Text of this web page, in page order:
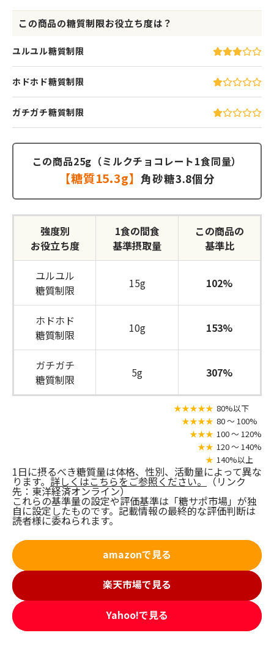
この商品の糖質制限お役立ち度は？
ユルユル糖質制限
ホドホド糖質制限
ガチガチ糖質制限
この商品25g（ミルクチョコレート1食同量）
【糖質15.3g】角砂糖3.8個分
強度別
お役立ち度
1食の間食
基準摂取量
この商品の
基準比
ユルユル
糖質制限
15g 102%
ホドホド
糖質制限
10g 153%
ガチガチ
糖質制限
5g 307%
★★★★★ 80%以下
★★★★ 80 〜 100%
★★★ 100 〜 120%
★★ 120 〜 140%
★ 140%以上
1日に摂るべき糖質量は体格、性別、活動量によって異な
ります。 詳しくはこちらをご参照ください。 （リンク
先：東洋経済オンライン）
これらの基準量の設定や評価基準は「糖サポ市場」が独
自に設定したものです。記載情報の最終的な評価判断は
読者様に委ねられます。
amazonで見る
楽天市場で見る
Yahoo!で見る